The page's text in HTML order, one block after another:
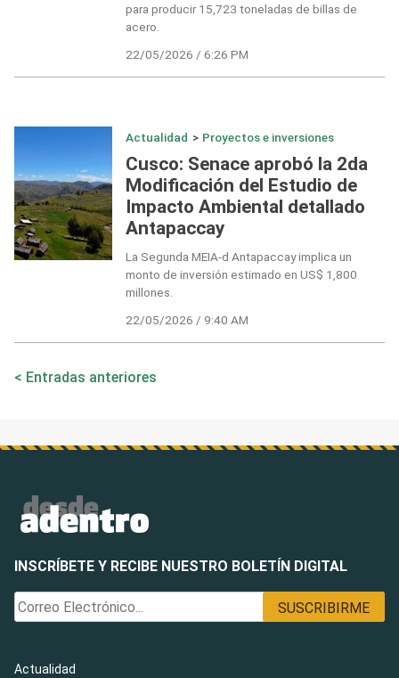
para producir 15,723 toneladas de billas de
acero.
22/05/2026 / 6:26 PM
Actualidad > Proyectos e inversiones
Cusco: Senace aprobó la 2da
Modificación del Estudio de
Impacto Ambiental detallado
Antapaccay
La Segunda MEIA-d Antapaccay implica un
monto de inversión estimado en US$ 1,800
millones.
22/05/2026 / 9:40 AM
Navegación
Entradas anteriores
INSCRÍBETE Y RECIBE NUESTRO BOLETÍN DIGITAL
Actualidad